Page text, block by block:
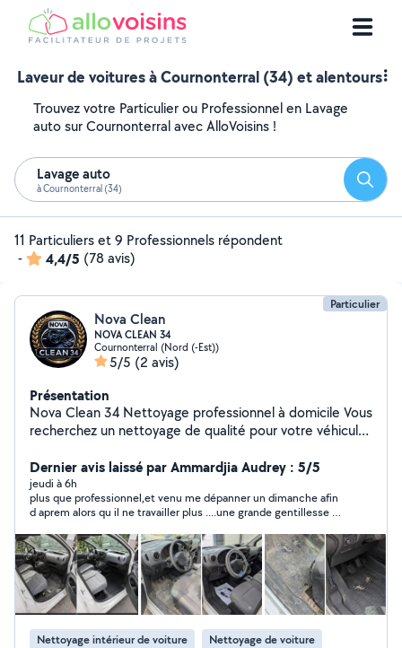
Laveur de voitures à Cournonterral (34) et alentours
Trouvez votre Particulier ou Professionnel en Lavage
auto sur Cournonterral avec AlloVoisins !
Lavage auto
à Cournonterral (34)
11 Particuliers et 9 Professionnels répondent
-
4,4/5 (78 avis)
Particulier
Nova Clean
NOVA CLEAN 34
Cournonterral (Nord (-Est))
5/5 (2 avis)
Présentation
Nova Clean 34 Nettoyage professionnel à domicile Vous
recherchez un nettoyage de qualité pour votre véhicule
Nos prestations : - Nettoyage intérieur de véhicules -
Nettoyage de canapés, fauteuils et chaises - Nettoyage
de matelas - Nettoyage de tapis et moquettes -
Rénovation de phares Déplacement à domicile, devis
gratuit, matériel professionnel et travail soigné. Notre
priorité est votre satisfaction. Contactez-nous pour
obtenir un devis personnalisé et redonner une seconde
vie à vos équipements.
Dernier avis laissé par Ammardjia Audrey : 5/5
jeudi à 6h
plus que professionnel,et venu me dépanner un dimanche afin
d aprem alors qu il ne travailler plus ....une grande gentillesse et
Nettoyage intérieur de voiture Nettoyage de voiture